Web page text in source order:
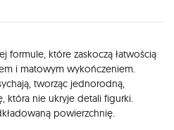
formule, które zaskoczą łatwością
i matowym wykończeniem.
tworząc jednorodną,
która nie ukryje detali figurki.
powierzchnię.